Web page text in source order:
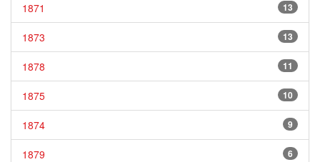
13
1871
13
1873
11
1878
10
1875
9
1874
6
1879